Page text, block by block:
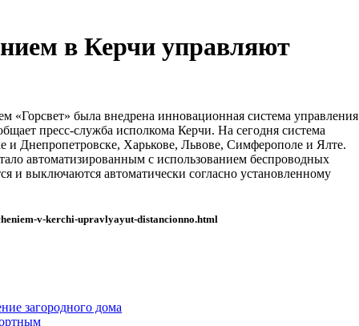
в Керчи управляют
«Горсвет» была внедрена инновационная система управления
пресс-служба исполкома Керчи. На сегодня система
и Днепропетровске, Харькове, Львове, Симферополе и Ялте.
автоматизированным с использованием беспроводных
и выключаются автоматически согласно установленному
v-kerchi-upravlyayut-distancionno.html
загородного дома